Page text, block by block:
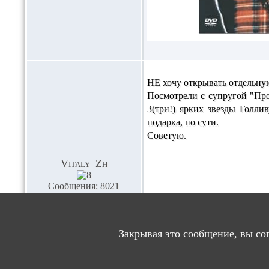
Vitaly_Zh
Сообщения: 8021
НЕ хочу открывать
Посмотрели с супругой
3(три!) ярких звезды
подарка, по сути.
Советую.
Закрывая это сообщение, вы